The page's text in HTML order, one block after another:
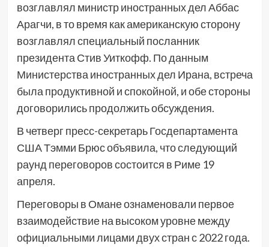
возглавлял министр иностранных дел Аббас
Арагчи, в то время как американскую сторону
возглавлял специальный посланник
президента Стив Уиткофф. По данным
Министерства иностранных дел Ирана, встреча
была продуктивной и спокойной, и обе стороны
договорились продолжить обсуждения.
В четверг пресс-секретарь Госдепартамента
США Тэмми Брюс объявила, что следующий
раунд переговоров состоится в Риме 19
апреля.
Переговоры в Омане ознаменовали первое
взаимодействие на высоком уровне между
официальными лицами двух стран с 2022 года.